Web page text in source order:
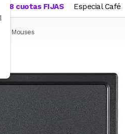
18 cuotas FIJAS Especial Café
Mouses